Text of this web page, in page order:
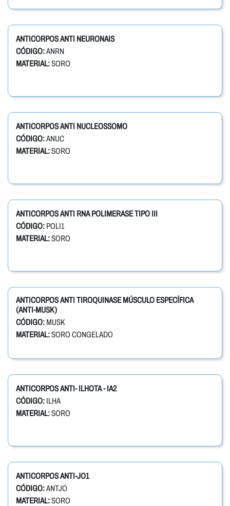
ANTICORPOS ANTI NEURONAIS
CÓDIGO:ANRN
MATERIAL:SORO
ANTICORPOS ANTI NUCLEOSSOMO
CÓDIGO:ANUC
MATERIAL:SORO
ANTICORPOS ANTI RNA POLIMERASE TIPO III
CÓDIGO: POLI1
MATERIAL:SORO
ANTICORPOS ANTI TIROQUINASE MÚSCULO ESPECÍFICA
(ANTI-MUSK)
CÓDIGO: MUSK
MATERIAL:SORO CONGELADO
ANTICORPOS ANTI- ILHOTA - IA2
CÓDIGO: ILHA
MATERIAL:SORO
ANTICORPOS ANTI-JO1
CÓDIGO:ANTJO
MATERIAL:SORO